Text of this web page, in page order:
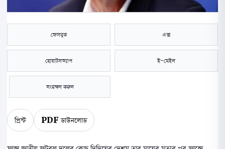
ফেসবুক এক্স
হোয়াটসঅ্যাপ ই-মেইল
সংরক্ষণ করুন
প্রিন্ট PDF ডাউনলোড